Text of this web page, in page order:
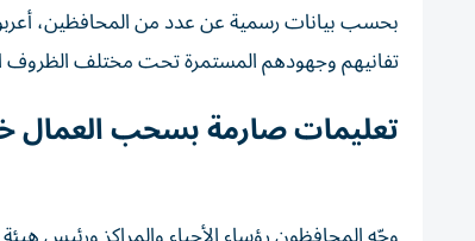
بحسب بيانات رسمية عن عدد من المحافظين،
تفانيهم وجهودهم المستمرة تحت مختلف الظروف
تعليمات صارمة بسحب العمال